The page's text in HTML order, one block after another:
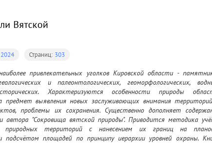
Вятской
2024 Страниц: 303
привлекательных уголков Кировской области -
и палеонтологических, геоморфологических,
Характеризуются особенности природы
предмет выявления новых заслуживающих внимания
проблемы их сохранения. Существенно дополняет
автора "Сокровища вятской природы". Приводится методика
природных территорий с нанесением их границ на
подсчётом площадей по принципу иерархии уровней охраны.